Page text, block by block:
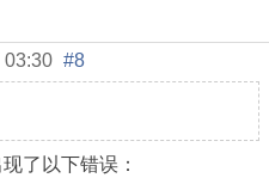
03:30 #8
了以下错误：